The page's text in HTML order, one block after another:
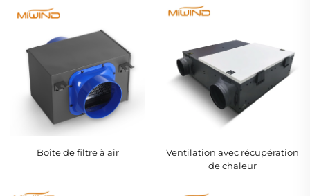
Boîte de filtre à air
Ventilation avec récupération
de chaleur